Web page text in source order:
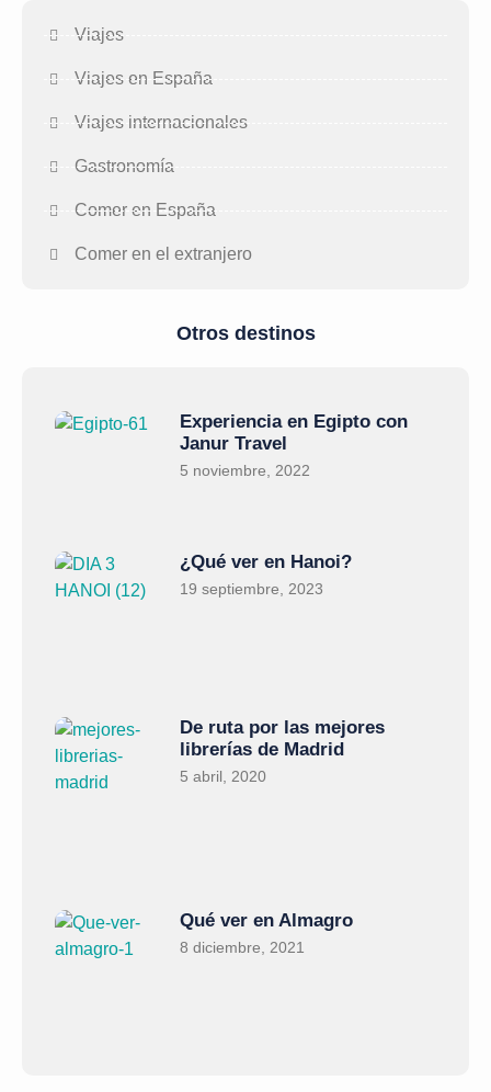
Viajes
Viajes en España
Viajes internacionales
Gastronomía
Comer en España
Comer en el extranjero
Otros destinos
Experiencia en Egipto con
Janur Travel
5 noviembre, 2022
¿Qué ver en Hanoi?
19 septiembre, 2023
De ruta por las mejores
librerías de Madrid
5 abril, 2020
Qué ver en Almagro
8 diciembre, 2021